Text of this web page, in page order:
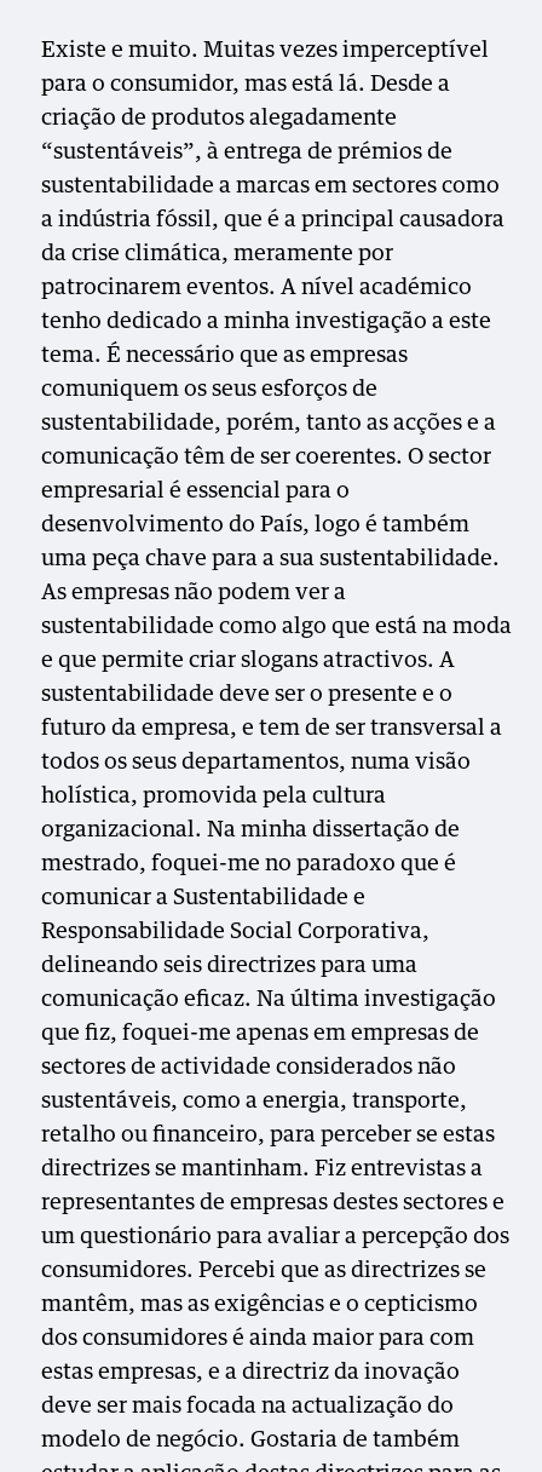
Existe e muito. Muitas vezes imperceptível
para o consumidor, mas está lá. Desde a
criação de produtos alegadamente
“sustentáveis”, à entrega de prémios de
sustentabilidade a marcas em sectores como
a indústria fóssil, que é a principal causadora
da crise climática, meramente por
patrocinarem eventos. A nível académico
tenho dedicado a minha investigação a este
tema. É necessário que as empresas
comuniquem os seus esforços de
sustentabilidade, porém, tanto as acções e a
comunicação têm de ser coerentes. O sector
empresarial é essencial para o
desenvolvimento do País, logo é também
uma peça chave para a sua sustentabilidade.
As empresas não podem ver a
sustentabilidade como algo que está na moda
e que permite criar slogans atractivos. A
sustentabilidade deve ser o presente e o
futuro da empresa, e tem de ser transversal a
todos os seus departamentos, numa visão
holística, promovida pela cultura
organizacional. Na minha dissertação de
mestrado, foquei-me no paradoxo que é
comunicar a Sustentabilidade e
Responsabilidade Social Corporativa,
delineando seis directrizes para uma
comunicação eficaz. Na última investigação
que fiz, foquei-me apenas em empresas de
sectores de actividade considerados não
sustentáveis, como a energia, transporte,
retalho ou financeiro, para perceber se estas
directrizes se mantinham. Fiz entrevistas a
representantes de empresas destes sectores e
um questionário para avaliar a percepção dos
consumidores. Percebi que as directrizes se
mantêm, mas as exigências e o cepticismo
dos consumidores é ainda maior para com
estas empresas, e a directriz da inovação
deve ser mais focada na actualização do
modelo de negócio. Gostaria de também